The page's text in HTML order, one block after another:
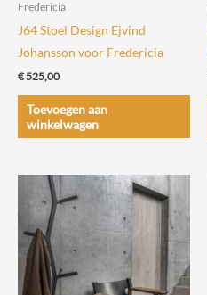
Fredericia
J64 Stoel Design Ejvind
Johansson voor Fredericia
€525,00
Toevoegen aan
winkelwagen